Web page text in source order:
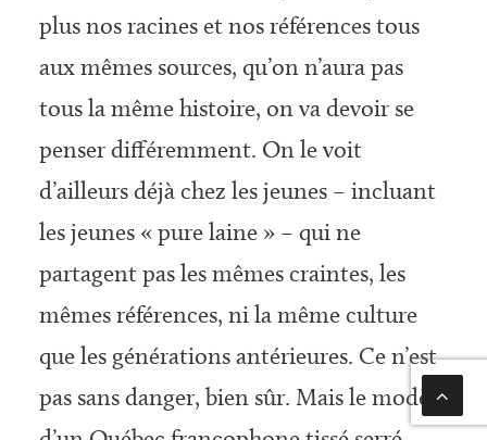
plus nos racines et nos références tous
aux mêmes sources, qu’on n’aura pas
tous la même histoire, on va devoir se
penser différemment. On le voit
d’ailleurs déjà chez les jeunes – incluant
les jeunes « pure laine » – qui ne
partagent pas les mêmes craintes, les
mêmes références, ni la même culture
que les générations antérieures. Ce n’est
pas sans danger, bien sûr. Mais le modèle